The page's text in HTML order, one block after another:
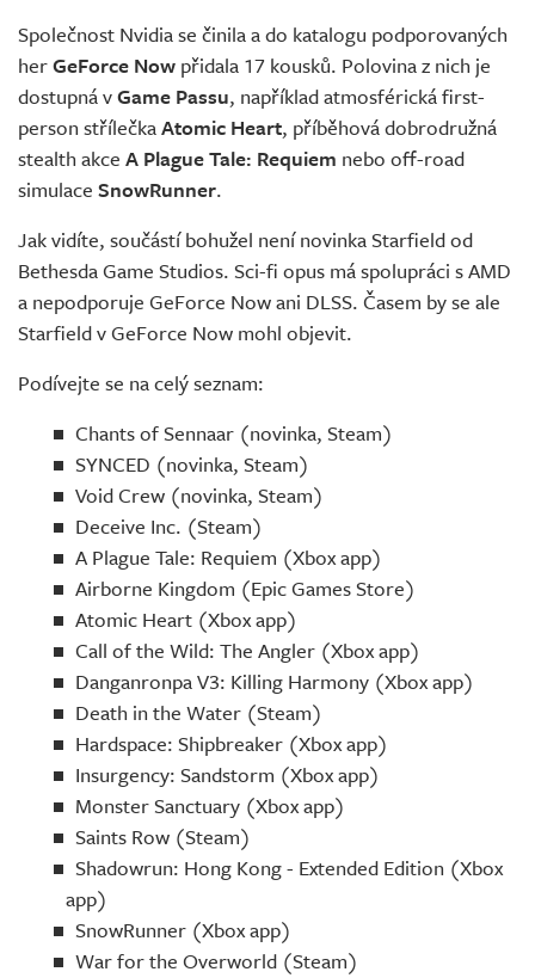
Živě
Společnost Nvidia se činila a do katalogu podporovaných
herGeForce Now přidala 17 kousků. Polovina z nich je
dostupná vGame Passu, například atmosférická first-
person střílečkaAtomic Heart, příběhová dobrodružná
stealth akce A Plague Tale: Requiem nebo off-road
simulace SnowRunner.
Jak vidíte, součástí bohužel není novinka Starfield od
Bethesda Game Studios. Sci-fi opus má spolupráci s AMD
a nepodporuje GeForce Now ani DLSS. Časem by se ale
Starfield v GeForce Now mohl objevit.
Podívejte se na celý seznam:
Chants of Sennaar (novinka, Steam)
SYNCED (novinka, Steam)
Void Crew (novinka, Steam)
Deceive Inc. (Steam)
A Plague Tale: Requiem (Xbox app)
Airborne Kingdom (Epic Games Store)
Atomic Heart (Xbox app)
Call of the Wild: The Angler (Xbox app)
Danganronpa V3: Killing Harmony (Xbox app)
Death in the Water (Steam)
Hardspace: Shipbreaker (Xbox app)
Insurgency: Sandstorm (Xbox app)
Monster Sanctuary (Xbox app)
Saints Row (Steam)
Shadowrun: Hong Kong - Extended Edition (Xbox
app)
SnowRunner (Xbox app)
War for the Overworld (Steam)